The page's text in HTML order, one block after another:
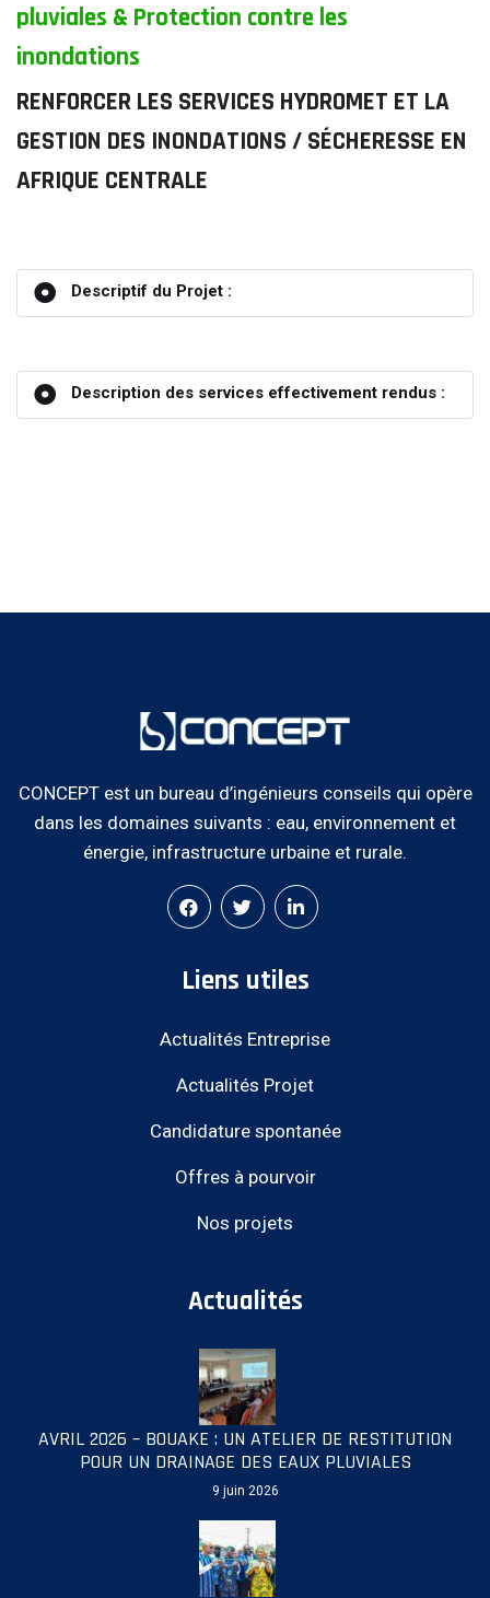
pluviales & Protection contre les
inondations
RENFORCER LES SERVICES HYDROMET ET LA
GESTION DES INONDATIONS / SÉCHERESSE EN
AFRIQUE CENTRALE
Descriptif du Projet :
Description des services effectivement rendus :
CONCEPT est un bureau d’ingénieurs conseils qui opère
dans les domaines suivants : eau, environnement et
énergie, infrastructure urbaine et rurale.
Liens utiles
Actualités Entreprise
Actualités Projet
Candidature spontanée
Offres à pourvoir
Nos projets
Actualités
AVRIL 2026 – BOUAKE : UN ATELIER DE RESTITUTION
POUR UN DRAINAGE DES EAUX PLUVIALES
9 juin 2026